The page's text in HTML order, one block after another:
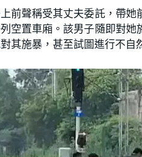
前聲稱受其丈夫委託，帶
空置車廂。該男子隨即對
其施暴，甚至試圖進行不自